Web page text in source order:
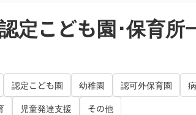
定こども園･保育所
認定こども園 幼稚園 認可外保育園
児童発達支援 その他